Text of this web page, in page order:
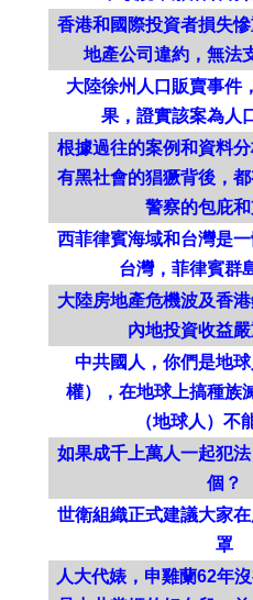
香港和國際投資者損失
地產公司違約，無法
大陸徐州人口販賣事件
果，證實該案為人
根據過往的案例和資料
有黑社會的猖獗背後，
警察的包庇和
西菲律賓海域和台灣是
台灣，菲律賓群
大陸房地產危機波及香
內地投資收益嚴
中共國人，你們是地
權），在地球上搞種族
（地球人）不
如果成千上萬人一起犯
個？
世衛組織正式建議大家
罩
人大代婊，申雞蘭62年